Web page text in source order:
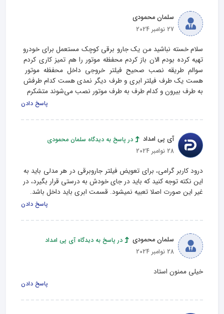
سلمان محمودی
27 نوامبر 2024
سلام خسته نباشید من یک جارو برقی کوچک مستعمل برای خودرو
تهيه کرده‌ بودم الان باز کردم محفظه موتور را هم تمیز کاری کردم
سوالم طریقه نصب صحیح فیلتر خروجی داخل محفظه موتور
هست یک طرف فیلتر ابری و طرف دیگر نمدی هست کدام طرفش
به طرف بیرون و کدام طرف به طرف موتور نصب می‌شوند متشکرم
پاسخ دادن
آی پی امداد
در پاسخ به دیدگاه سلمان محمودی
28 نوامبر 2024
درود کاربر گرامی، برای تعویض فیلتر جاروبرقی در هر مدلی باید به
این نکته توجه کنید که باید در جای خودش به درستی قرار بگیرد، در
غیر این صورت اصلا تعبیه نمیشود. قسمت ابری باید داخل باشد.
پاسخ دادن
سلمان محمودی
در پاسخ به دیدگاه آی پی امداد
28 نوامبر 2024
خیلی ممنون استاد
پاسخ دادن